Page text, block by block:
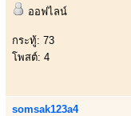
ออฟไลน์
กระทู้: 73
โพสต์: 4
somsak123a4